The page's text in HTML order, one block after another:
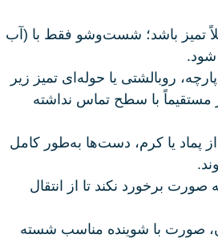
تمیز باشد؛ شست‌وشو فقط با (آب
شود.
روبالشتی یا حوله‌ای تمیز زیر
با سطح تماس نداشته
از پماد یا کرم، دست‌ها به‌طور کامل
صورت برخورد نکند تا از انتقال
صورت با شوینده مناسب شسته